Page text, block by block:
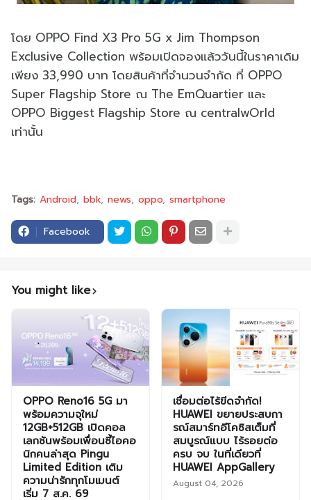
โดย OPPO Find X3 Pro 5G x Jim Thompson
Exclusive Collection พร้อมเปิดจองแล้ววันนี้ในราคาเดิม
เพียง 33,990 บาท โดยสินค้าที่จำนวนจำกัด ที่ OPPO
Super Flagship Store ณ The EmQuartier และ
OPPO Biggest Flagship Store ณ centralwOrld
เท่านั้น
Tags: Android bbk news oppo smartphone
Facebook
You might like
OPPO Reno16 5G มา
พร้อมความจุใหม่
12GB+512GB เปิดคอล
เลกชันพร้อมเพื่อนซี้ไอคอ
นิกคนล่าสุด Pingu
Limited Edition เติม
ความน่ารักทุกโมเมนต์
เริ่ม 7 ส.ค. 69
เชื่อมต่อไร้ขีดจำกัด!
HUAWEI ขยายประสบกา
รณ์สมาร์ทอีโคซิสเต็มที่
สมบูรณ์แบบ ไร้รอยต่อ
ครบ จบ ในที่เดียวที่
HUAWEI AppGallery
August 04, 2026